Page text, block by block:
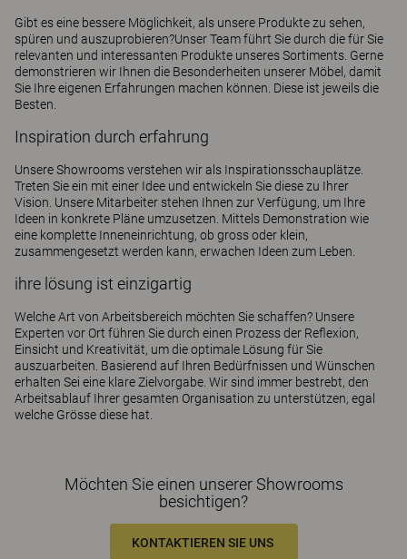
Gibt es eine bessere Möglichkeit, als unsere Produkte zu sehen,
spüren und auszuprobieren?Unser Team führt Sie durch die für Sie
relevanten und interessanten Produkte unseres Sortiments. Gerne
demonstrieren wir Ihnen die Besonderheiten unserer Möbel, damit
Sie Ihre eigenen Erfahrungen machen können. Diese ist jeweils die
Besten.
Inspiration durch erfahrung
Unsere Showrooms verstehen wir als Inspirationsschauplätze.
Treten Sie ein mit einer Idee und entwickeln Sie diese zu Ihrer
Vision. Unsere Mitarbeiter stehen Ihnen zur Verfügung, um Ihre
Ideen in konkrete Pläne umzusetzen. Mittels Demonstration wie
eine komplette Inneneinrichtung, ob gross oder klein,
zusammengesetzt werden kann, erwachen Ideen zum Leben.
ihre lösung ist einzigartig
Welche Art von Arbeitsbereich möchten Sie schaffen? Unsere
Experten vor Ort führen Sie durch einen Prozess der Reflexion,
Einsicht und Kreativität, um die optimale Lösung für Sie
auszuarbeiten. Basierend auf Ihren Bedürfnissen und Wünschen
erhalten Sei eine klare Zielvorgabe. Wir sind immer bestrebt, den
Arbeitsablauf Ihrer gesamten Organisation zu unterstützen, egal
welche Grösse diese hat.
Möchten Sie einen unserer Showrooms
besichtigen?
KONTAKTIEREN SIE UNS